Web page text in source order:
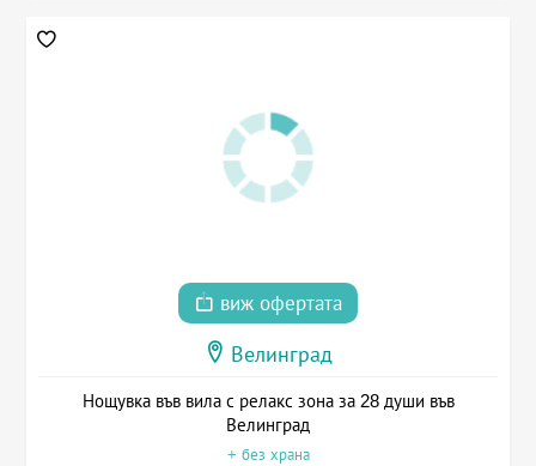
виж офертата
Велинград
Нощувка във вила с релакс зона за 28 души във
Велинград
+ без храна